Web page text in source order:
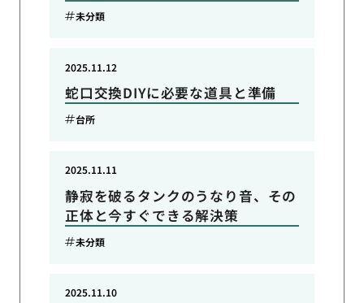
未分類
蛇口交換DIYに必要な道具と準備
2025.11.12
台所
静寂を破るタンクのうなり音、その
正体と今すぐできる解決策
2025.11.11
未分類
2025.11.10